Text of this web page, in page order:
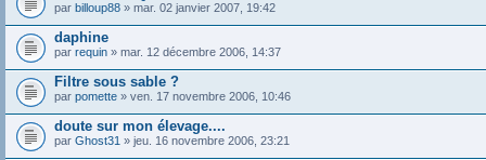
par billoup88 » mar. 02 janvier 2007, 19:42
daphine
par requin » mar. 12 décembre 2006, 14:37
Filtre sous sable ?
par pomette » ven. 17 novembre 2006, 10:46
doute sur mon élevage....
par Ghost31 » jeu. 16 novembre 2006, 23:21